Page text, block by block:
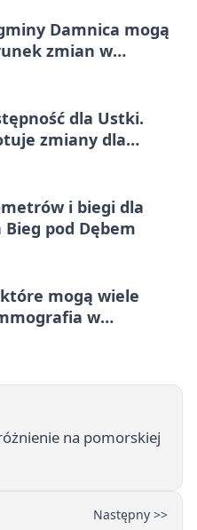
Damnica mogą
zmian w
dla Ustki.
zmiany dla
i biegi dla
Bieg pod Dębem
mogą wiele
w
na pomorskiej
Następny >>